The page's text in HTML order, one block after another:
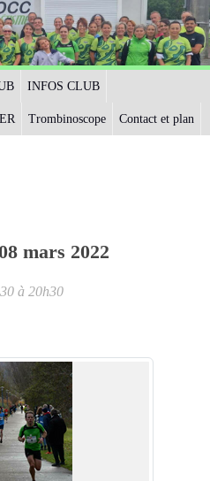
INFOS CLUB
Trombinoscope Contact et plan
mars 2022
à 20h30